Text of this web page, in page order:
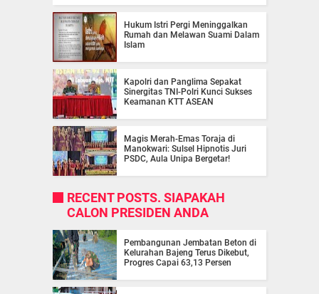
Hukum Istri Pergi Meninggalkan
Rumah dan Melawan Suami Dalam
Islam
Kapolri dan Panglima Sepakat
Sinergitas TNI-Polri Kunci Sukses
Keamanan KTT ASEAN
Magis Merah-Emas Toraja di
Manokwari: Sulsel Hipnotis Juri
PSDC, Aula Unipa Bergetar!
RECENT POSTS. SIAPAKAH
CALON PRESIDEN ANDA
Pembangunan Jembatan Beton di
Kelurahan Bajeng Terus Dikebut,
Progres Capai 63,13 Persen